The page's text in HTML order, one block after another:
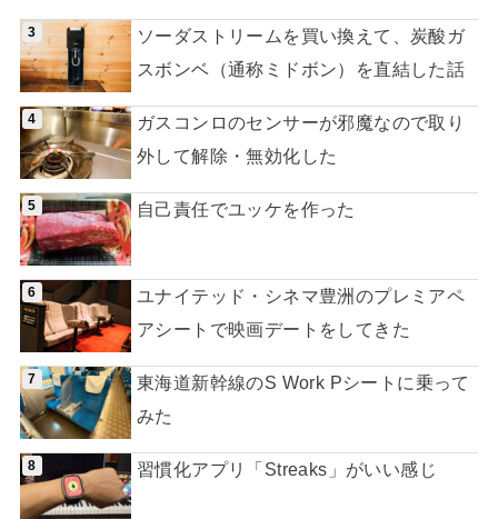
ソーダストリームを買い換えて、炭酸ガ
スボンベ（通称ミドボン）を直結した話
ガスコンロのセンサーが邪魔なので取り
外して解除・無効化した
自己責任でユッケを作った
ユナイテッド・シネマ豊洲のプレミアペ
アシートで映画デートをしてきた
東海道新幹線のS Work Pシートに乗って
みた
習慣化アプリ「Streaks」がいい感じ